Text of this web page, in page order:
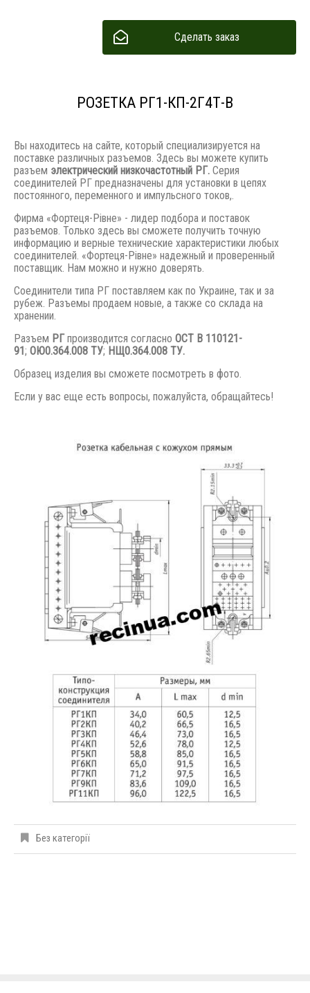
Сделать заказ
РОЗЕТКА РГ1-КП-2Г4Т-В
Вы находитесь на сайте, который специализируется на
поставке различных разъемов. Здесь вы можете купить
разъем электрический низкочастотный РГ. Серия
соединителей РГ предназначены для установки в цепях
постоянного, переменного и импульсного токов,.
Фирма «Фортеця-Рівне» - лидер подбора и поставок
разъемов. Только здесь вы сможете получить точную
информацию и верные технические характеристики любых
соединителей. «Фортеця-Рівне» надежный и проверенный
поставщик. Нам можно и нужно доверять.
Соединители типа РГ поставляем как по Украине, так и за
рубеж. Разъемы продаем новые, а также со склада на
хранении.
Разъем РГпроизводится согласно ОСТ В 110121-
91; ОЮ0.364.008 ТУ; НЩ0.364.008 ТУ.
Образец изделия вы сможете посмотреть в фото.
Если у вас еще есть вопросы, пожалуйста, обращайтесь!
Без категорії